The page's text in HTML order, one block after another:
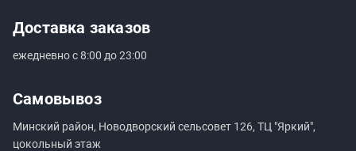
Доставка заказов
ежедневно с 8:00 до 23:00
Самовывоз
Минский район, Новодворский сельсовет 126, ТЦ "Яркий",
цокольный этаж